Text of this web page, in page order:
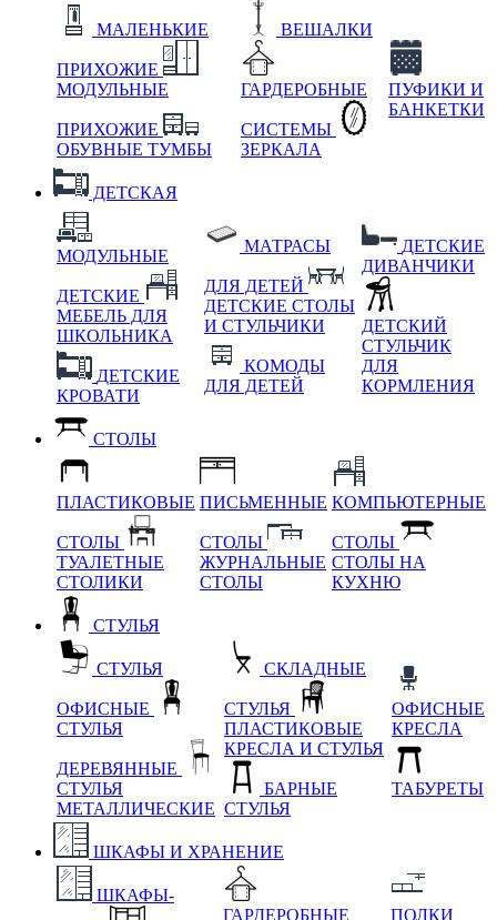
МАЛЕНЬКИЕ
ПРИХОЖИЕ
МОДУЛЬНЫЕ
ПРИХОЖИЕ
ОБУВНЫЕ ТУМБЫ
ВЕШАЛКИ
ГАРДЕРОБНЫЕ
СИСТЕМЫ
ЗЕРКАЛА
ПУФИКИ И
БАНКЕТКИ
ДЕТСКАЯ
МОДУЛЬНЫЕ
ДЕТСКИЕ
МЕБЕЛЬ ДЛЯ
ШКОЛЬНИКА
ДЕТСКИЕ
КРОВАТИ
МАТРАСЫ
ДЛЯ ДЕТЕЙ
ДЕТСКИЕ СТОЛЫ
И СТУЛЬЧИКИ
КОМОДЫ
ДЛЯ ДЕТЕЙ
ДЕТСКИЕ
ДИВАНЧИКИ
ДЕТСКИЙ
СТУЛЬЧИК
ДЛЯ
КОРМЛЕНИЯ
СТОЛЫ
ПЛАСТИКОВЫЕ
СТОЛЫ
ТУАЛЕТНЫЕ
СТОЛИКИ
ПИСЬМЕННЫЕ
СТОЛЫ
ЖУРНАЛЬНЫЕ
СТОЛЫ
КОМПЬЮТЕРНЫЕ
СТОЛЫ
СТОЛЫ НА
КУХНЮ
СТУЛЬЯ
СТУЛЬЯ
ОФИСНЫЕ
СТУЛЬЯ
ДЕРЕВЯННЫЕ
СТУЛЬЯ
МЕТАЛЛИЧЕСКИЕ
СКЛАДНЫЕ
СТУЛЬЯ
ПЛАСТИКОВЫЕ
КРЕСЛА И СТУЛЬЯ
БАРНЫЕ
СТУЛЬЯ
ОФИСНЫЕ
КРЕСЛА
ТАБУРЕТЫ
ШКАФЫ И ХРАНЕНИЕ
ШКАФЫ-
ГАРДЕРОБНЫЕ
ПОЛКИ